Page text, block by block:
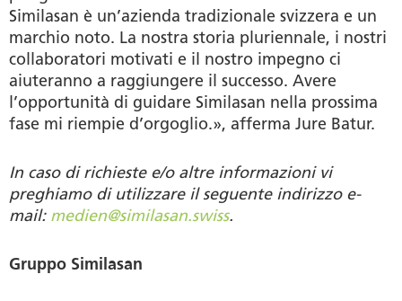
Similasan è un’azienda tradizionale svizzera e un
marchio noto. La nostra storia pluriennale, i nostri
collaboratori motivati e il nostro impegno ci
aiuteranno a raggiungere il successo. Avere
l’opportunità di guidare Similasan nella prossima
fase mi riempie d’orgoglio.», afferma Jure Batur.
In caso di richieste e/o altre informazioni vi
preghiamo di utilizzare il seguente indirizzo e-
mail: medien@similasan.swiss.
Gruppo Similasan